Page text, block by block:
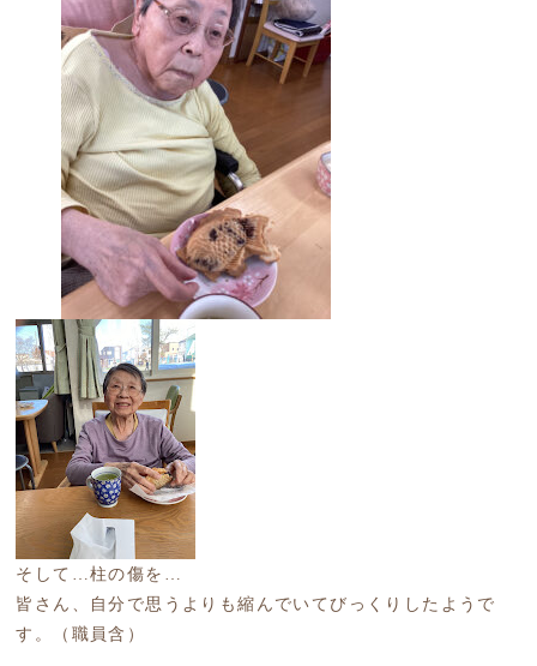
そして…柱の傷を…
皆さん、自分で思うよりも縮んでいてびっくりしたようで
す。（職員含）